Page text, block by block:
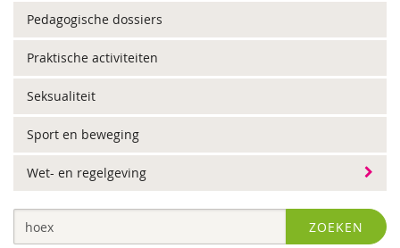
Pedagogische dossiers
Praktische activiteiten
Seksualiteit
Sport en beweging
Wet- en regelgeving
ZOEKEN